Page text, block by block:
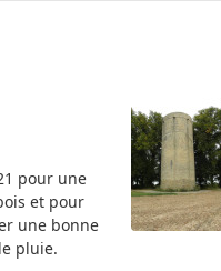
pour une
et pour
une bonne
pluie.